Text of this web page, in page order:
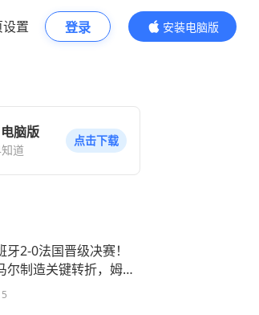
置 登录
安装电脑版
内容更精彩
脑版
道
点击下载
牙2-0法国晋级决赛！
尔制造关键转折，姆巴
正